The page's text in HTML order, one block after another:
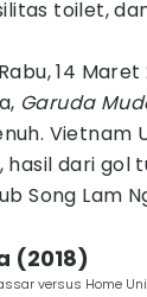
toilet,
14 Maret
Garuda
Vietnam
dari gol
Song Lam
(2018)
versus Home